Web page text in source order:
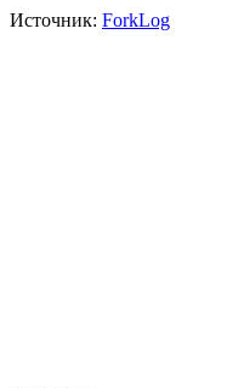
Источник: ForkLog